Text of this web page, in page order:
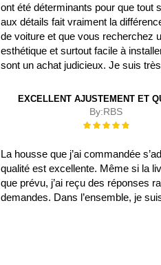
ont été déterminants pour que tout
aux détails fait vraiment la
de voiture et que vous recherchez
esthétique et surtout facile à
sont un achat judicieux. Je suis
EXCELLENT AJUSTEMENT ET
By:RBS
Évaluation :
La housse que j’ai commandée
qualité est excellente. Même si la
que prévu, j’ai reçu des réponses
demandes. Dans l’ensemble, je